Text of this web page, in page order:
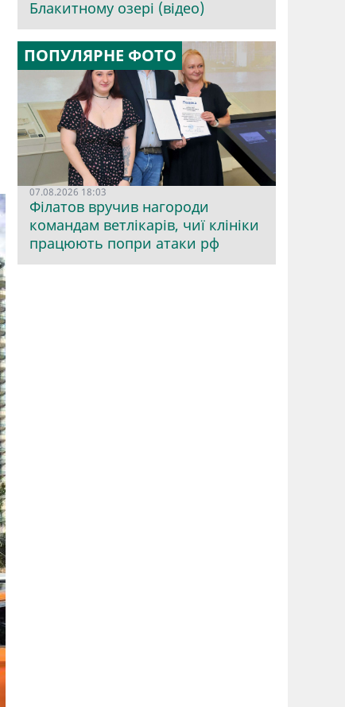
Блакитному озері (відео)
ПОПУЛЯРНЕ ФОТО
07.08.2026 18:03
Філатов вручив нагороди
командам ветлікарів, чиї клініки
працюють попри атаки рф